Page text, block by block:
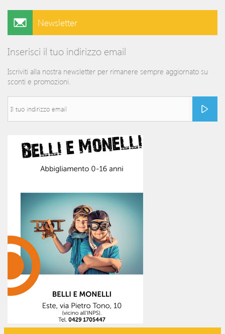
Newsletter
Inserisci il tuo indirizzo email
Iscriviti alla nostra newsletter per rimanere sempre aggiornato su
sconti e promozioni.